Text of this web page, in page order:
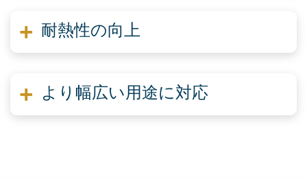
耐熱性の向上
より幅広い用途に対応